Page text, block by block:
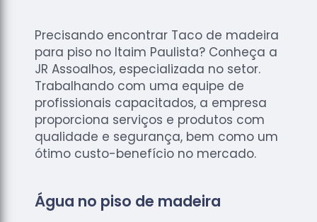
Raspagem
de Tacos
de
Madeiras
Raspagens
de Pisos
Tacos de
Madeiras
Precisando encontrar Taco de madeira
para piso no Itaim Paulista? Conheça a
JR Assoalhos, especializada no setor.
Trabalhando com uma equipe de
profissionais capacitados, a empresa
proporciona serviços e produtos com
qualidade e segurança, bem como um
ótimo custo-benefício no mercado.
Água no piso de madeira